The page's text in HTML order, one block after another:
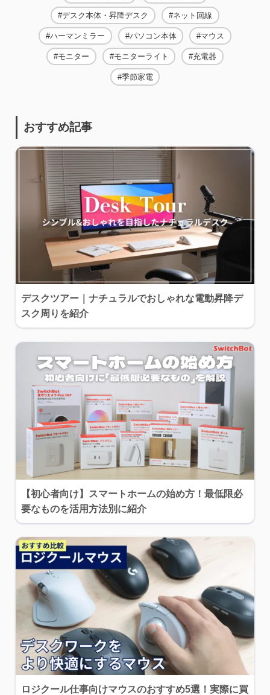
デスク本体・昇降デスク ネット回線
ハーマンミラー パソコン本体 マウス
モニター モニターライト 充電器
季節家電
おすすめ記事
デスクツアー｜ナチュラルでおしゃれな電動昇降デ
スク周りを紹介
【初心者向け】スマートホームの始め方！最低限必
要なものを活用方法別に紹介
ロジクール仕事向けマウスのおすすめ5選！実際に買